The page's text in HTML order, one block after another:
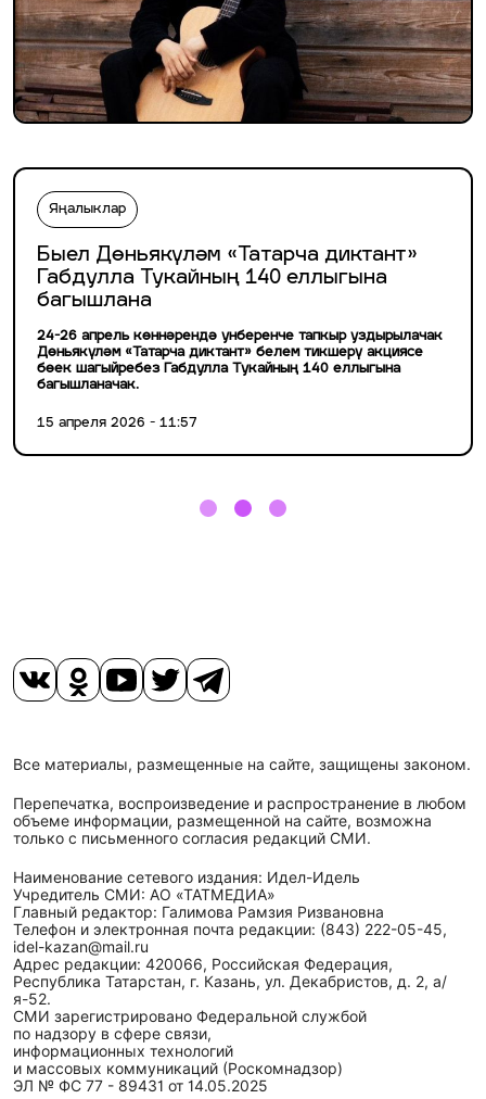
Яңалыклар
Быел Дөньякүләм «Татарча диктант»
Габдулла Тукайның 140 еллыгына
багышлана
24-26 апрель көннәрендә унберенче тапкыр уздырылачак
Дөньякүләм «Татарча диктант» белем тикшерү акциясе
бөек шагыйребез Габдулла Тукайның 140 еллыгына
багышланачак.
15 апреля 2026 - 11:57
Все материалы, размещенные на сайте, защищены законом.
Перепечатка, воспроизведение и распространение в любом
объеме информации, размещенной на сайте, возможна
только с письменного согласия редакций СМИ.
Наименование сетевого издания: Идел-Идель
Учредитель СМИ: АО «ТАТМЕДИА»
Главный редактор: Галимова Рамзия Ризвановна
Телефон и электронная почта редакции: (843) 222-05-45,
idel-kazan@mail.ru
Адрес редакции: 420066, Российская Федерация,
Республика Татарстан, г. Казань, ул. Декабристов, д. 2, а/
я-52.
СМИ зарегистрировано Федеральной службой
по надзору в сфере связи,
информационных технологий
и массовых коммуникаций (Роскомнадзор)
ЭЛ № ФС 77 - 89431 от 14.05.2025